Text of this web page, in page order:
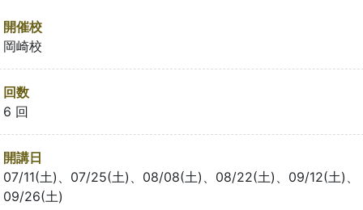
開催校
岡崎校
回数
6 回
開講日
07/11(土)、07/25(土)、08/08(土)、08/22(土)、09/12(土)、
09/26(土)